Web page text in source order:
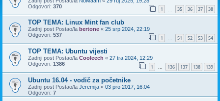
Odgovori: 370 1 35 36 37 38
TOP TEMA: Linux Mint fan club
Zadnji post Postao/la bertone « 25 srp 2024, 22:19
Odgovori: 537 1 51 52 53 54
TOP TEMA: Ubuntu vijesti
Zadnji post Postao/la Cooleech « 27 tra 2024, 12:29
Odgovori: 1386 1 ... 136 137 138 139
Ubuntu 16.04 - vodič za početnike
Zadnji post Postao/la Jeremija « 03 pro 2017, 16:04
Odgovori: 7